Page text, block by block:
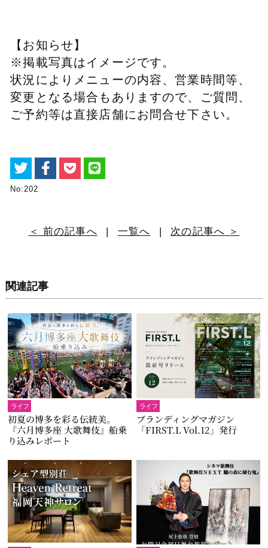
【お知らせ】
※掲載写真はイメージです。
状況によりメニューの内容、営業時間等、
変更となる場合もありますので、ご質問、
ご予約等は直接店舗にお問合せ下さい。
No:202
＜ 前の記事へ | 一覧へ | 次の記事へ ＞
関連記事
ライフ
初夏の博多を彩る伝統美。
『六月博多座 大歌舞伎』船乗
り込みレポート
ライフ
ブランディングマガジン
「FIRST.L Vol.12」発行